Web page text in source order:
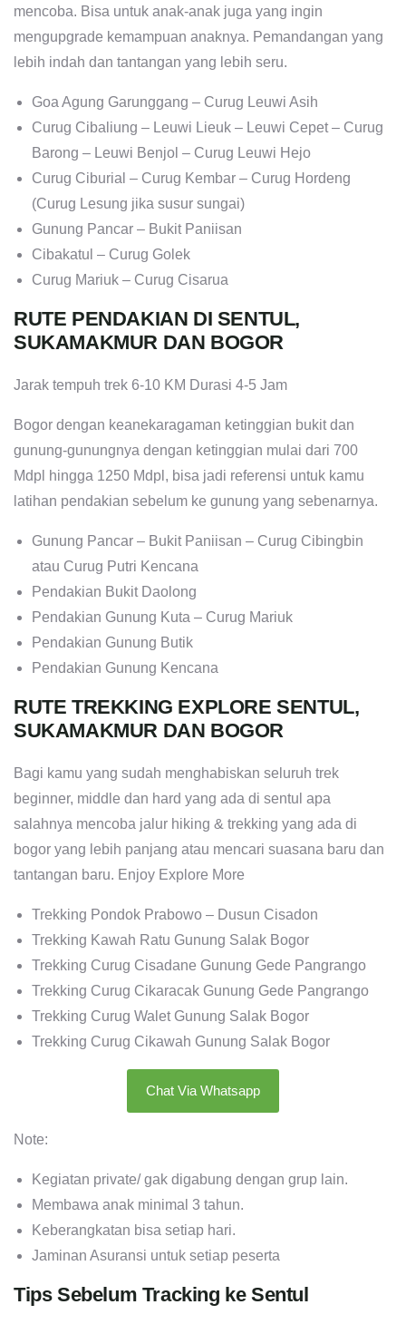
mencoba. Bisa untuk anak-anak juga yang ingin
mengupgrade kemampuan anaknya. Pemandangan yang
lebih indah dan tantangan yang lebih seru.
Goa Agung Garunggang – Curug Leuwi Asih
Curug Cibaliung – Leuwi Lieuk – Leuwi Cepet – Curug
Barong – Leuwi Benjol – Curug Leuwi Hejo
Curug Ciburial – Curug Kembar – Curug Hordeng
(Curug Lesung jika susur sungai)
Gunung Pancar – Bukit Paniisan
Cibakatul – Curug Golek
Curug Mariuk – Curug Cisarua
RUTE PENDAKIAN DI SENTUL,
SUKAMAKMUR DAN BOGOR
Jarak tempuh trek 6-10 KM Durasi 4-5 Jam
Bogor dengan keanekaragaman ketinggian bukit dan
gunung-gunungnya dengan ketinggian mulai dari 700
Mdpl hingga 1250 Mdpl, bisa jadi referensi untuk kamu
latihan pendakian sebelum ke gunung yang sebenarnya.
Gunung Pancar – Bukit Paniisan – Curug Cibingbin
atau Curug Putri Kencana
Pendakian Bukit Daolong
Pendakian Gunung Kuta – Curug Mariuk
Pendakian Gunung Butik
Pendakian Gunung Kencana
RUTE TREKKING EXPLORE SENTUL,
SUKAMAKMUR DAN BOGOR
Bagi kamu yang sudah menghabiskan seluruh trek
beginner, middle dan hard yang ada di sentul apa
salahnya mencoba jalur hiking & trekking yang ada di
bogor yang lebih panjang atau mencari suasana baru dan
tantangan baru. Enjoy Explore More
Trekking Pondok Prabowo – Dusun Cisadon
Trekking Kawah Ratu Gunung Salak Bogor
Trekking Curug Cisadane Gunung Gede Pangrango
Trekking Curug Cikaracak Gunung Gede Pangrango
Trekking Curug Walet Gunung Salak Bogor
Trekking Curug Cikawah Gunung Salak Bogor
Chat Via Whatsapp
Note:
Kegiatan private/ gak digabung dengan grup lain.
Membawa anak minimal 3 tahun.
Keberangkatan bisa setiap hari.
Jaminan Asuransi untuk setiap peserta
Tips Sebelum Tracking ke Sentul